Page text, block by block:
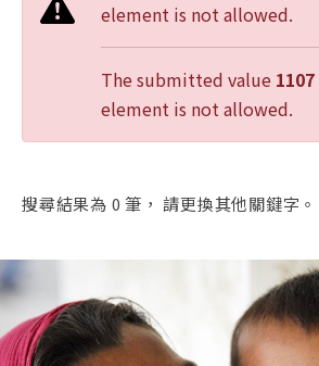
element is not allowed.
The submitted value 1107
element is not allowed.
搜尋結果為 0 筆， 請更換其他關鍵字。